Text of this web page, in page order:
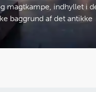
magtkampe, indhyllet i
baggrund af det antikke